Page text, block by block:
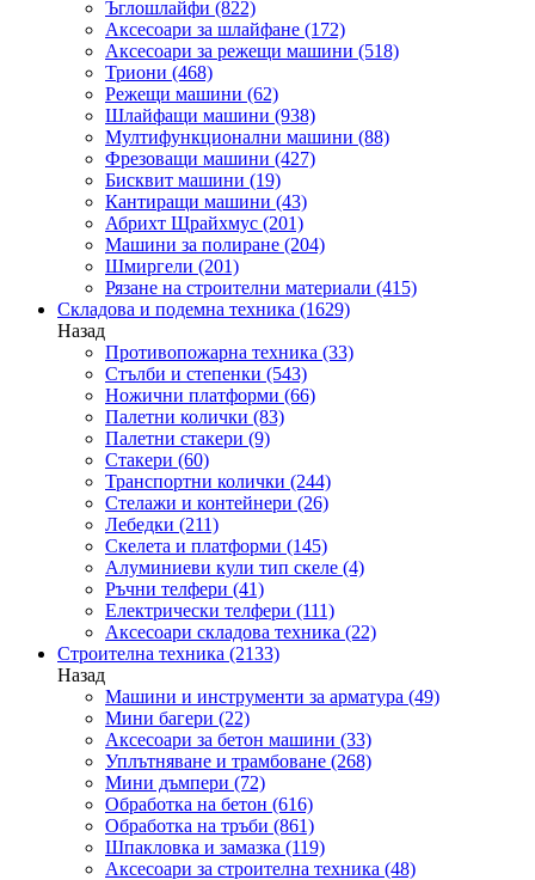
Ъглошлайфи (822)
Аксесоари за шлайфане (172)
Аксесоари за режещи машини (518)
Триони (468)
Режещи машини (62)
Шлайфащи машини (938)
Мултифункционални машини (88)
Фрезоващи машини (427)
Бисквит машини (19)
Кантиращи машини (43)
Абрихт Щрайхмус (201)
Машини за полиране (204)
Шмиргели (201)
Рязане на строителни материали (415)
Складова и подемна техника (1629)
Назад
Противопожарна техника (33)
Стълби и степенки (543)
Ножични платформи (66)
Палетни колички (83)
Палетни стакери (9)
Стакери (60)
Транспортни колички (244)
Стелажи и контейнери (26)
Лебедки (211)
Скелета и платформи (145)
Алуминиеви кули тип скеле (4)
Ръчни телфери (41)
Електрически телфери (111)
Аксесоари складова техника (22)
Строителна техника (2133)
Назад
Машини и инструменти за арматура (49)
Мини багери (22)
Аксесоари за бетон машини (33)
Уплътняване и трамбоване (268)
Мини дъмпери (72)
Обработка на бетон (616)
Обработка на тръби (861)
Шпакловка и замазка (119)
Аксесоари за строителна техника (48)